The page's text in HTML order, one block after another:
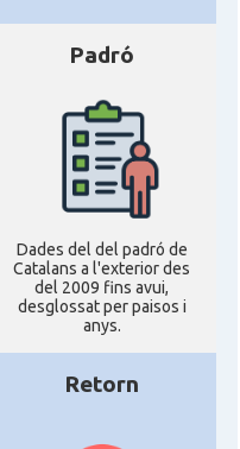
Padró
Dades del del padró de
Catalans a l'exterior des
del 2009 fins avui,
desglossat per paisos i
anys.
Retorn